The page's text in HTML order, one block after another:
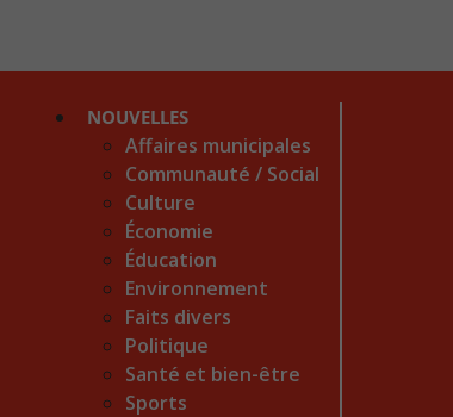
NOUVELLES
Affaires municipales
Communauté / Social
Culture
Économie
Éducation
Environnement
Faits divers
Politique
Santé et bien-être
Sports